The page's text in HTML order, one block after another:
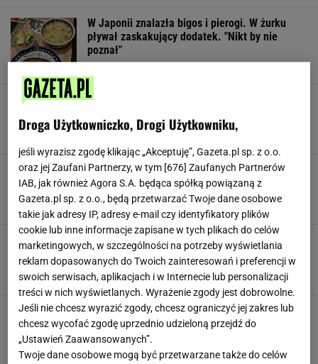
W Japonii znalazła bigos i pierogi. W żurku
pływał zaskakujący dodatek. "Nikt by nie
poznał"
FLAKI JAPONIA KUCHNIA POLSKA
Ta restauracja stworzyła menu z... wodą.
MENU RESTAURACJA WIELKA BRYTANIA
Od menu po obsługę. Zwróć uwagę na te
kwestie w restauracji. Unikniesz rozczarowania
JEDZENIE PORADY RESTAURACJA
Lepią pierogi, wyróżniło ich Michelin. Jedyna
taka restauracja. "Wszyscy płakaliśmy"
MICHELIN NEWS PIEROGARNIA
Nowość w menu gdańskiej restauracji. Cena? 5
tys. zł. Klientom trudno uwierzyć
CENY GDAŃSK JEDZENIE
Droga Użytkowniczko, Drogi Użytkowniku,
jeśli wyrazisz zgodę klikając „Akceptuję”, Gazeta.pl sp. z o.o.
oraz jej Zaufani Partnerzy, w tym [676] Zaufanych Partnerów
IAB, jak również Agora S.A. będąca spółką powiązaną z
Gazeta.pl sp. z o.o., będą przetwarzać Twoje dane osobowe
takie jak adresy IP, adresy e-mail czy identyfikatory plików
cookie lub inne informacje zapisane w tych plikach do celów
marketingowych, w szczególności na potrzeby wyświetlania
reklam dopasowanych do Twoich zainteresowań i preferencji w
swoich serwisach, aplikacjach i w Internecie lub personalizacji
treści w nich wyświetlanych. Wyrażenie zgody jest dobrowolne.
Jeśli nie chcesz wyrazić zgody, chcesz ograniczyć jej zakres lub
chcesz wycofać zgodę uprzednio udzieloną przejdź do
„Ustawień Zaawansowanych”.
Twoje dane osobowe mogą być przetwarzane także do celów